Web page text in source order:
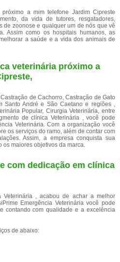
a mim telefone Jardim Cipreste
da vida de tutores, resgatadores,
de zoonose e qualquer um de nós que vê
Assim como os hospitais humanos, as
a saúde e a vida dos animais de
veterinária próximo a
de Cachorro, Castração de Gato
Santo André e São Caetano e regiões ,
Popular, Cirurgia Veterinária, entre
de clínica Veterinária , você pode
Veterinária. Com a organização você
os serviços do ramo, além de contar com
Assim, a empresa conquista sua
os maiores objetivos da marca.
com dedicação em clínica
Veterinária , acabou de achar a melhor
Emergência Veterinária você pode
contando com qualidade e a excelência
de abaixo: